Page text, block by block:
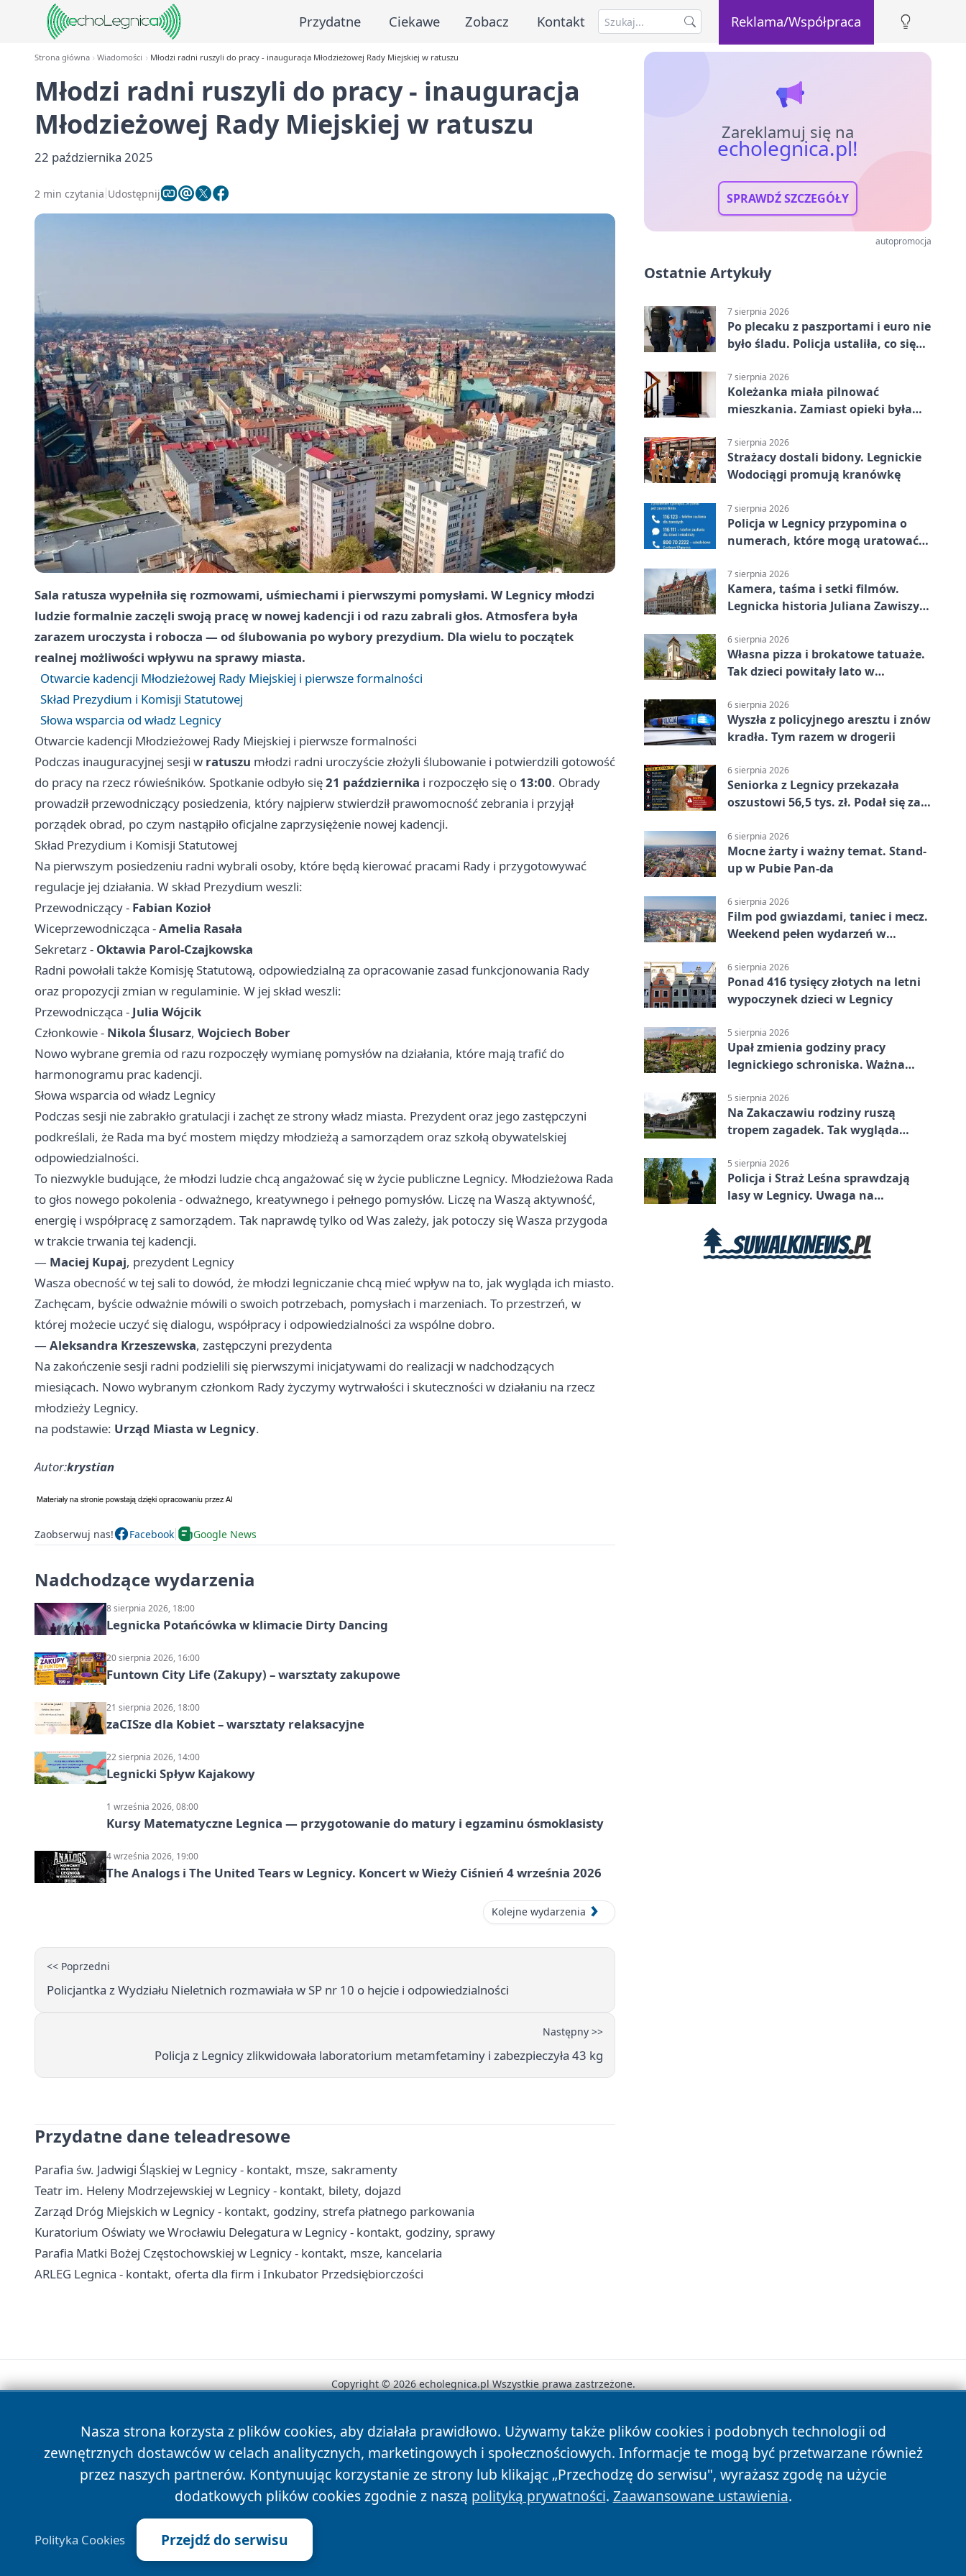
Przydatne Ciekawe Zobacz Kontakt Reklama/Współpraca
Strona główna Wiadomości Młodzi radni ruszyli do pracy - inauguracja Młodzieżowej Rady Miejskiej w ratuszu
Młodzi radni ruszyli do pracy - inauguracja
Młodzieżowej Rady Miejskiej w ratuszu
22 października 2025
2 min czytania Udostępnij
Sala ratusza wypełniła się rozmowami, uśmiechami i pierwszymi pomysłami. W Legnicy młodzi
ludzie formalnie zaczęli swoją pracę w nowej kadencji i od razu zabrali głos. Atmosfera była
zarazem uroczysta i robocza — od ślubowania po wybory prezydium. Dla wielu to początek
realnej możliwości wpływu na sprawy miasta.
Otwarcie kadencji Młodzieżowej Rady Miejskiej i pierwsze formalności
Skład Prezydium i Komisji Statutowej
Słowa wsparcia od władz Legnicy
Otwarcie kadencji Młodzieżowej Rady Miejskiej i pierwsze formalności
Podczas inauguracyjnej sesji w ratuszu młodzi radni uroczyście złożyli ślubowanie i potwierdzili gotowość
do pracy na rzecz rówieśników. Spotkanie odbyło się21 października i rozpoczęło się o 13:00. Obrady
prowadził przewodniczący posiedzenia, który najpierw stwierdził prawomocność zebrania i przyjął
porządek obrad, po czym nastąpiło oficjalne zaprzysiężenie nowej kadencji.
Skład Prezydium i Komisji Statutowej
Na pierwszym posiedzeniu radni wybrali osoby, które będą kierować pracami Rady i przygotowywać
regulacje jej działania. W skład Prezydium weszli:
Przewodniczący - Fabian Kozioł
Wiceprzewodnicząca -Amelia Rasała
Sekretarz - Oktawia Parol-Czajkowska
Radni powołali także Komisję Statutową, odpowiedzialną za opracowanie zasad funkcjonowania Rady
oraz propozycji zmian w regulaminie. W jej skład weszli:
Przewodnicząca - Julia Wójcik
Członkowie - Nikola Ślusarz, Wojciech Bober
Nowo wybrane gremia od razu rozpoczęły wymianę pomysłów na działania, które mają trafić do
harmonogramu prac kadencji.
Słowa wsparcia od władz Legnicy
Podczas sesji nie zabrakło gratulacji i zachęt ze strony władz miasta. Prezydent oraz jego zastępczyni
podkreślali, że Rada ma być mostem między młodzieżą a samorządem oraz szkołą obywatelskiej
odpowiedzialności.
To niezwykle budujące, że młodzi ludzie chcą angażować się w życie publiczne Legnicy. Młodzieżowa Rada
to głos nowego pokolenia - odważnego, kreatywnego i pełnego pomysłów. Liczę na Waszą aktywność,
energię i współpracę z samorządem. Tak naprawdę tylko od Was zależy, jak potoczy się Wasza przygoda
w trakcie trwania tej kadencji.
— Maciej Kupaj, prezydent Legnicy
Wasza obecność w tej sali to dowód, że młodzi legniczanie chcą mieć wpływ na to, jak wygląda ich miasto.
Zachęcam, byście odważnie mówili o swoich potrzebach, pomysłach i marzeniach. To przestrzeń, w
której możecie uczyć się dialogu, współpracy i odpowiedzialności za wspólne dobro.
— Aleksandra Krzeszewska, zastępczyni prezydenta
Na zakończenie sesji radni podzielili się pierwszymi inicjatywami do realizacji w nadchodzących
miesiącach. Nowo wybranym członkom Rady życzymy wytrwałości i skuteczności w działaniu na rzecz
młodzieży Legnicy.
na podstawie: Urząd Miasta w Legnicy.
Autor:krystian
Zaobserwuj nas! Facebook Google News
Nadchodzące wydarzenia
8 sierpnia 2026, 18:00
Legnicka Potańcówka w klimacie Dirty Dancing
20 sierpnia 2026, 16:00
Funtown City Life (Zakupy) – warsztaty zakupowe
21 sierpnia 2026, 18:00
zaCISze dla Kobiet – warsztaty relaksacyjne
22 sierpnia 2026, 14:00
Legnicki Spływ Kajakowy
1 września 2026, 08:00
Kursy Matematyczne Legnica — przygotowanie do matury i egzaminu ósmoklasisty
4 września 2026, 19:00
The Analogs i The United Tears w Legnicy. Koncert w Wieży Ciśnień 4 września 2026
Kolejne wydarzenia
<< Poprzedni
Policjantka z Wydziału Nieletnich rozmawiała w SP nr 10 o hejcie i odpowiedzialności
Następny >>
Policja z Legnicy zlikwidowała laboratorium metamfetaminy i zabezpieczyła 43 kg
Przydatne dane teleadresowe
Parafia św. Jadwigi Śląskiej w Legnicy - kontakt, msze, sakramenty
Teatr im. Heleny Modrzejewskiej w Legnicy - kontakt, bilety, dojazd
Zarząd Dróg Miejskich w Legnicy - kontakt, godziny, strefa płatnego parkowania
Kuratorium Oświaty we Wrocławiu Delegatura w Legnicy - kontakt, godziny, sprawy
Parafia Matki Bożej Częstochowskiej w Legnicy - kontakt, msze, kancelaria
ARLEG Legnica - kontakt, oferta dla firm i Inkubator Przedsiębiorczości
Zareklamuj się na
echolegnica.pl!
SPRAWDŹ SZCZEGÓŁY
autopromocja
Ostatnie Artykuły
7 sierpnia 2026
Po plecaku z paszportami i euro nie
było śladu. Policja ustaliła, co się
7 sierpnia 2026
Koleżanka miała pilnować
mieszkania. Zamiast opieki była
7 sierpnia 2026
Strażacy dostali bidony. Legnickie
Wodociągi promują kranówkę
7 sierpnia 2026
Policja w Legnicy przypomina o
numerach, które mogą uratować
7 sierpnia 2026
Kamera, taśma i setki filmów.
Legnicka historia Juliana Zawiszy
6 sierpnia 2026
Własna pizza i brokatowe tatuaże.
Tak dzieci powitały lato w
6 sierpnia 2026
Wyszła z policyjnego aresztu i znów
kradła. Tym razem w drogerii
6 sierpnia 2026
Seniorka z Legnicy przekazała
oszustowi 56,5 tys. zł. Podał się za
6 sierpnia 2026
Mocne żarty i ważny temat. Stand-
up w Pubie Pan-da
6 sierpnia 2026
Film pod gwiazdami, taniec i mecz.
Weekend pełen wydarzeń w
6 sierpnia 2026
Ponad 416 tysięcy złotych na letni
wypoczynek dzieci w Legnicy
5 sierpnia 2026
Upał zmienia godziny pracy
legnickiego schroniska. Ważna
5 sierpnia 2026
Na Zakaczawiu rodziny ruszą
tropem zagadek. Tak wygląda
5 sierpnia 2026
Policja i Straż Leśna sprawdzają
lasy w Legnicy. Uwaga na
Nasza strona korzysta z plików cookies, aby działała prawidłowo. Używamy także plików cookies i podobnych technologii od
zewnętrznych dostawców w celach analitycznych, marketingowych i społecznościowych. Informacje te mogą być przetwarzane również
przez naszych partnerów. Kontynuując korzystanie ze strony lub klikając „Przechodzę do serwisu", wyrażasz zgodę na użycie
dodatkowych plików cookies zgodnie z naszą polityką prywatności. Zaawansowane ustawienia.
Polityka Cookies Przejdź do serwisu
Copyright © 2026 echolegnica.pl Wszystkie prawa zastrzeżone.
News Autorzy Polityka Prywatności Polityka Cookies